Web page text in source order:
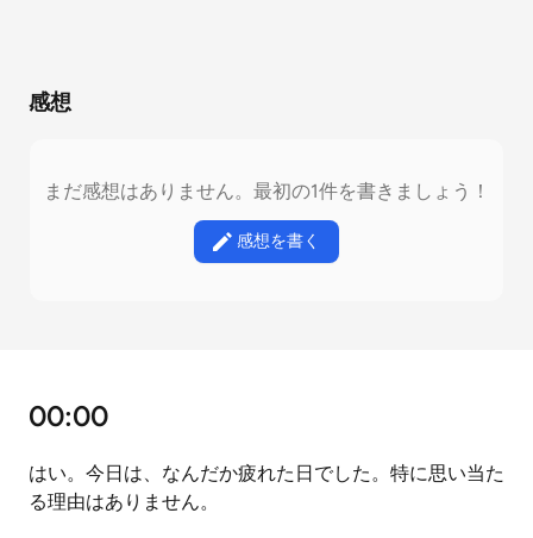
感想
まだ感想はありません。最初の1件を書きましょう！
感想を書く
00:00
はい。今日は、なんだか疲れた日でした。特に思い当た
る理由はありません。